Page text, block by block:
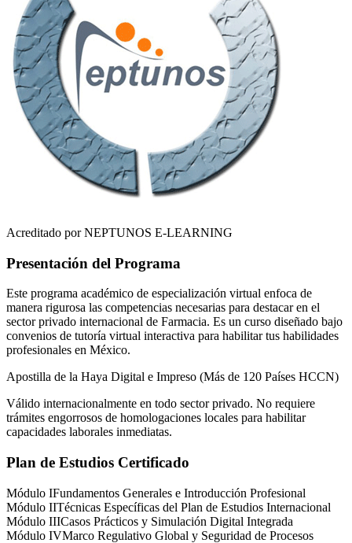
Acreditado por NEPTUNOS E-LEARNING
Presentación del Programa
Este programa académico de especialización virtual enfoca de
manera rigurosa las competencias necesarias para destacar en el
sector privado internacional de Farmacia. Es un curso diseñado bajo
convenios de tutoría virtual interactiva para habilitar tus habilidades
profesionales en México.
Apostilla de la Haya Digital e Impreso (Más de 120 Países HCCN)
Válido internacionalmente en todo sector privado. No requiere
trámites engorrosos de homologaciones locales para habilitar
capacidades laborales inmediatas.
Plan de Estudios Certificado
Módulo IFundamentos Generales e Introducción Profesional
Módulo IITécnicas Específicas del Plan de Estudios Internacional
Módulo IIICasos Prácticos y Simulación Digital Integrada
Módulo IVMarco Regulativo Global y Seguridad de Procesos